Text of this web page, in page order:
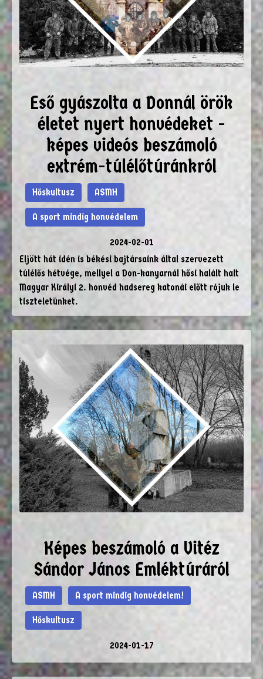
Eső gyászolta a Donnál örök
életet nyert honvédeket -
képes videós beszámoló
extrém-túlélőtúránkról
Hőskultusz ASMH
A sport mindig honvédelem
2024-02-01
Eljött hát idén is békési bajtársaink által szervezett
túlélős hétvége, mellyel a Don-kanyarnál hősi halált halt
Magyar Királyi 2. honvéd hadsereg katonái előtt rójuk le
tiszteletünket.
Képes beszámoló a Vitéz
Sándor János Emléktúráról
ASMH A sport mindig honvédelem!
Hőskultusz
2024-01-17